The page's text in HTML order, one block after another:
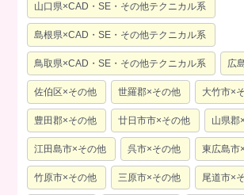
山口県×CAD・SE・その他テクニカル系
島根県×CAD・SE・その他テクニカル系
鳥取県×CAD・SE・その他テクニカル系 広
佐伯区×その他 世羅郡×その他 大竹市×
豊田郡×その他 廿日市市×その他 山県郡
江田島市×その他 呉市×その他 東広島市
竹原市×その他 三原市×その他 尾道市×